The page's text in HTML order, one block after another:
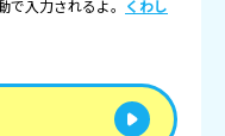
入力されるよ。 くわし